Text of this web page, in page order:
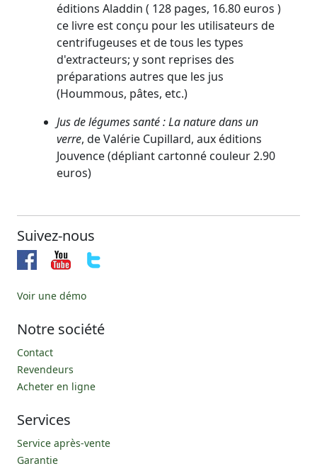
éditions Aladdin ( 128 pages, 16.80 euros )
ce livre est conçu pour les utilisateurs de
centrifugeuses et de tous les types
d'extracteurs; y sont reprises des
préparations autres que les jus
(Hoummous, pâtes, etc.)
Jus de légumes santé : La nature dans un
verre, de Valérie Cupillard, aux éditions
Jouvence (dépliant cartonné couleur 2.90
euros)
Suivez-nous
Voir une démo
Notre société
Contact
Revendeurs
Acheter en ligne
Services
Service après-vente
Garantie